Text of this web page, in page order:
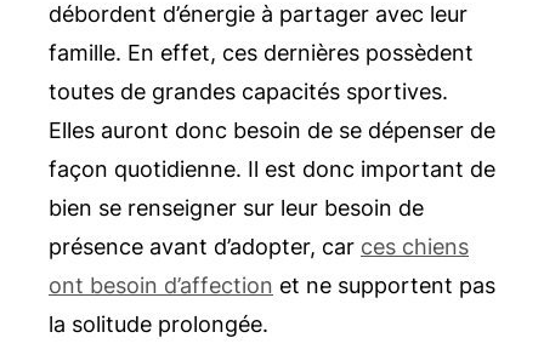
débordent d’énergie à partager avec leur
famille. En effet, ces dernières possèdent
toutes de grandes capacités sportives.
Elles auront donc besoin de se dépenser de
façon quotidienne. Il est donc important de
bien se renseigner sur leur besoin de
présence avant d’adopter, car ces chiens
ont besoin d’affection et ne supportent pas
la solitude prolongée.